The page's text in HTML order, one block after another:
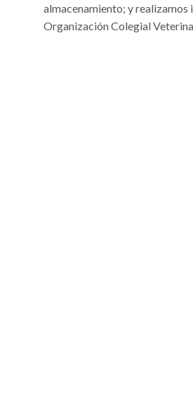
almacenamiento; y realizamos
Organización Colegial